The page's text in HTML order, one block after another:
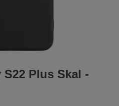
Plus Skal -